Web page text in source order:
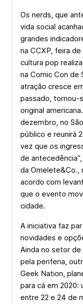
Os nerds, que
vida social
grandes
na CCXP, feira
cultura pop
na Comic Con de
atração cresce
passado, tornou-
original
dezembro, no
público e reunirá
vez que os
de
da Omelete&Co.,
acordo com
que o evento
cidade.
A iniciativa faz
novidades e
Ainda no setor
pela periferia,
Geek Nation,
para cá em 2020:
entre 22 e 24 de